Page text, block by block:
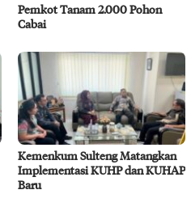
Pemkot Tanam 2.000 Pohon
Cabai
Kemenkum Sulteng Matangkan
Implementasi KUHP dan KUHAP
Baru